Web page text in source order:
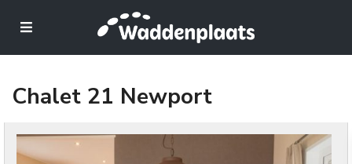
Chalet 21 Newport